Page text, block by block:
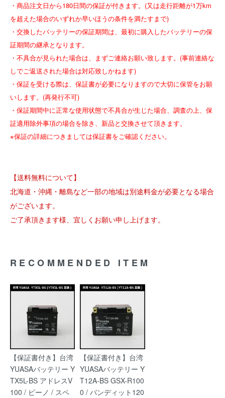
・商品注文日から180日間の保証が付きます。(又は走行距離が1万km
を超えた場合のいずれか早いほうの条件を満たすまで)
・交換したバッテリーの保証期間は、最初に購入したバッテリーの保
証期間の継承となります。
・不具合が見られた場合は、まずご連絡お願い致します。(事前連絡な
しでご返送された場合は対応致しかねます)
・保証を受ける際は、保証書が必要になりますので大切に保管をお願
いします。(再発行不可)
・保証期間中に正常な使用状態で不具合が生じた場合、調査の上、保
証適用除外事項の場合を除き、新品と交換させて頂きます。
※保証の詳細につきましては保証書をご確認ください。
【送料無料について】
北海道・沖縄・離島など一部の地域は別途料金が必要となる場合
がございます。
ご了承頂きます様、宜しくお願い申し上げます。
RECOMMENDED ITEM
【保証書付き】台湾
YUASAバッテリー Y
TX5L-BS アドレスV
100 / ビーノ / スペ
【保証書付き】台湾
YUASAバッテリー Y
T12A-BS GSX-R100
0 / バンディット120